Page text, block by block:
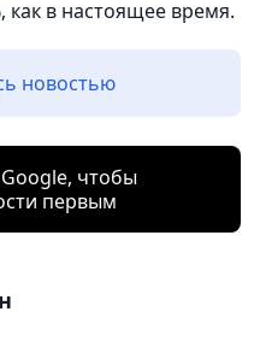
как в настоящее время.
новостью
чтобы
первым